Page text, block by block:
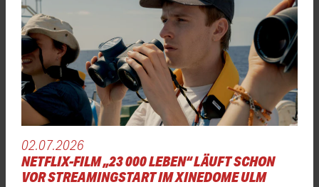
02.07.2026
NETFLIX-FILM „23 000 LEBEN“ LÄUFT SCHON
VOR STREAMINGSTART IM XINEDOME ULM